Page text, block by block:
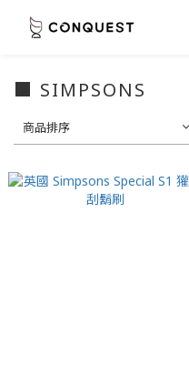
■ SIMPSONS
商品排序